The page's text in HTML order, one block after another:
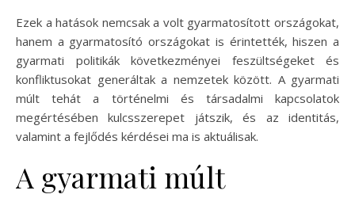
Ezek a hatások nemcsak a volt gyarmatosított országokat,
hanem a gyarmatosító országokat is érintették, hiszen a
gyarmati politikák következményei feszültségeket és
konfliktusokat generáltak a nemzetek között. A gyarmati
múlt tehát a történelmi és társadalmi kapcsolatok
megértésében kulcsszerepet játszik, és az identitás,
valamint a fejlődés kérdései ma is aktuálisak.
A gyarmati múlt